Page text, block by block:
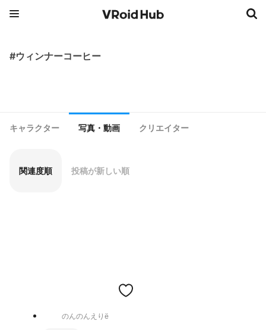
#ウィンナーコーヒー
キャラクター 写真・動画 クリエイター
関連度順 投稿が新しい順
のんのんえりë